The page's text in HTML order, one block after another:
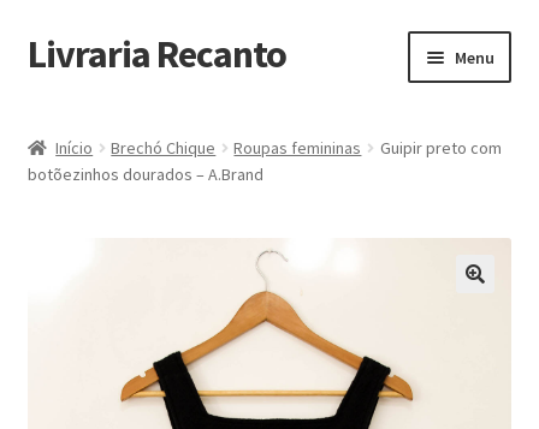
Pular
para
Pular
para
conteúdo
Livraria Recanto Menu
Carrinho
Finalidade do Bazar
Início Brechó Chique Roupas femininas
Guipir preto com
botõezinhos dourados – A.Brand